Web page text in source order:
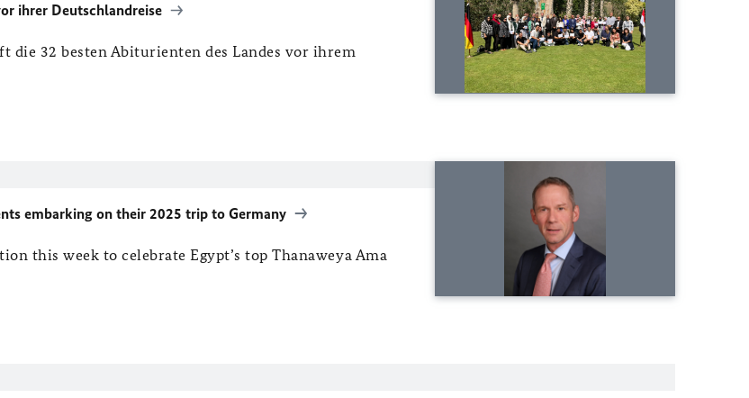
ihrer Deutschlandreise
die 32 besten Abiturienten des Landes vor ihrem
embarking on their 2025 trip to Germany
this week to celebrate Egypt’s top Thanaweya Ama